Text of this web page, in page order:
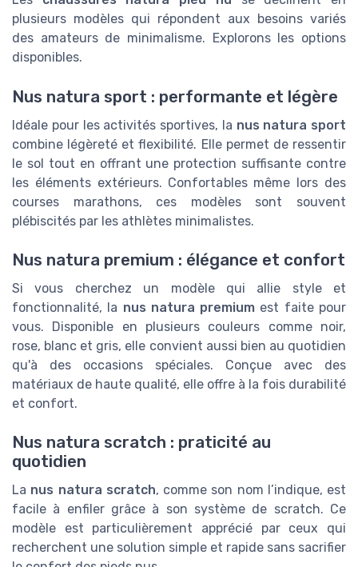
plusieurs modèles qui répondent aux besoins variés
des amateurs de minimalisme. Explorons les options
disponibles.
Nus natura sport : performante et légère
Idéale pour les activités sportives, la nus natura sport
combine légèreté et flexibilité. Elle permet de ressentir
le sol tout en offrant une protection suffisante contre
les éléments extérieurs. Confortables même lors des
courses marathons, ces modèles sont souvent
plébiscités par les athlètes minimalistes.
Nus natura premium : élégance et confort
Si vous cherchez un modèle qui allie style et
fonctionnalité, la nus natura premium est faite pour
vous. Disponible en plusieurs couleurs comme noir,
rose, blanc et gris, elle convient aussi bien au quotidien
qu'à des occasions spéciales. Conçue avec des
matériaux de haute qualité, elle offre à la fois durabilité
et confort.
Nus natura scratch : praticité au
quotidien
La nus natura scratch, comme son nom l’indique, est
facile à enfiler grâce à son système de scratch. Ce
modèle est particulièrement apprécié par ceux qui
recherchent une solution simple et rapide sans sacrifier